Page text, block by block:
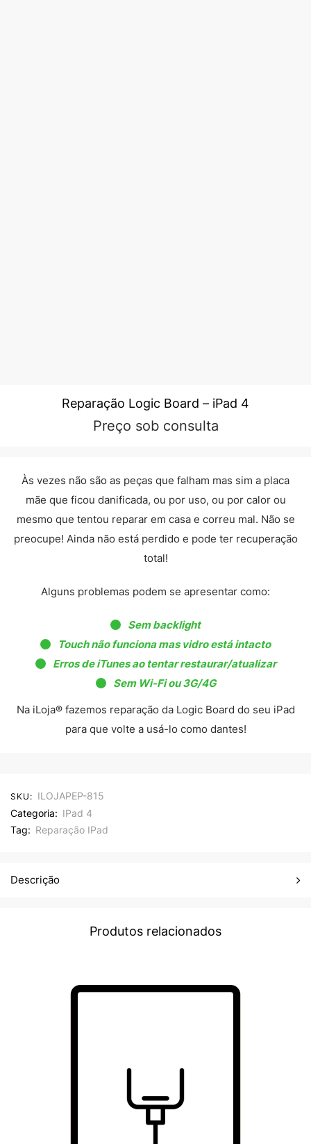
Reparação Logic Board – iPad 4
Preço sob consulta
Às vezes não são as peças que falham mas sim a placa
mãe que ficou danificada, ou por uso, ou por calor ou
mesmo que tentou reparar em casa e correu mal. Não se
preocupe! Ainda não está perdido e pode ter recuperação
total!
Alguns problemas podem se apresentar como:
Sem backlight
Touch não funciona mas vidro está intacto
Erros de iTunes ao tentar restaurar/atualizar
Sem Wi-Fi ou 3G/4G
Na iLoja® fazemos reparação da Logic Board do seu iPad
para que volte a usá-lo como dantes!
SKU: ILOJAPEP-815
Categoria: IPad 4
Tag: Reparação IPad
Descrição
Produtos relacionados